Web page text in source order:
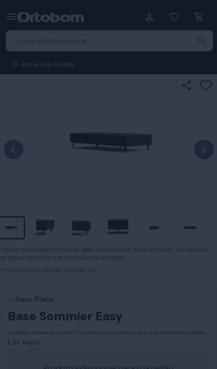
Insira sua cidade
* Fotos meramente ilustrativas: Não inclui colchão. Antes de efetuar sua compra,
verifique o tamanho e as dimensões do produto.
** Confira a garantia do produto aqui.
Base Plana
Base Sommier Easy
Conheça a Base Sommier Easy Black, um produto que une resistência e beleza
em um design sofisticado. Com tratamento especial contra agentes
Ler mais